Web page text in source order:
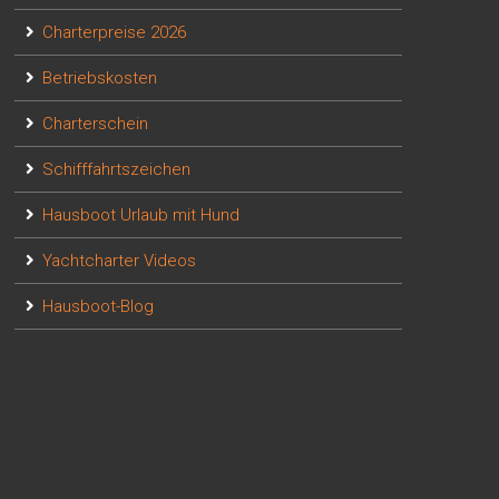
Charterpreise 2026
Betriebskosten
Charterschein
Schifffahrtszeichen
Hausboot Urlaub mit Hund
Yachtcharter Videos
Hausboot-Blog